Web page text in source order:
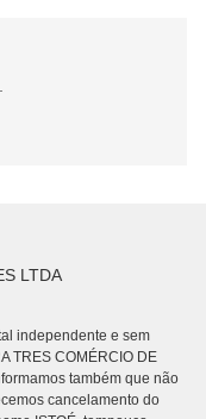
LTDA
independente e sem
TRES COMÉRCIO DE
também que não
cancelamento do